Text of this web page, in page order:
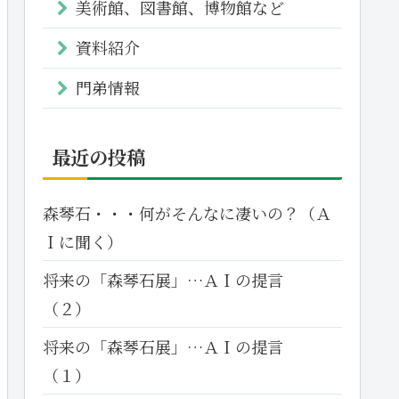
美術館、図書館、博物館など
資料紹介
門弟情報
最近の投稿
森琴石・・・何がそんなに凄いの？（Ａ
Ｉに聞く）
将来の「森琴石展」…ＡＩの提言
（２）
将来の「森琴石展」…ＡＩの提言
（１）